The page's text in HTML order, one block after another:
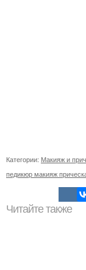
Категории: Макияж и
педикюр макияж
Читайте также